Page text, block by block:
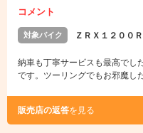
コメント
対象バイク ＺＲＸ１２００Ｒ
納車も丁寧サービスも最高でし
です。ツーリングでもお邪魔し
販売店の返答を見る